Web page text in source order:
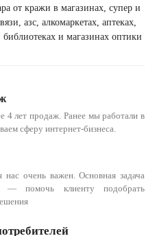
от кражи в магазинах, супер и
азс, алкомаркетах, аптеках,
библиотеках и магазинах оптики
4 лет продаж. Ранее мы работали в
сферу интернет-бизнеса.
нас очень важен. Основная задача
— помочь клиенту подобрать